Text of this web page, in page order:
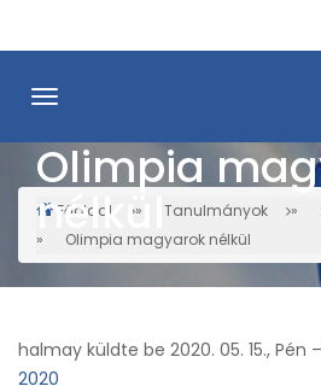
Olimpia
nélkül
Morzsa
Főoldal Tanulmányok
Olimpia magyarok nélkül
halmay küldte be 2020. 05. 15., Pén
2020